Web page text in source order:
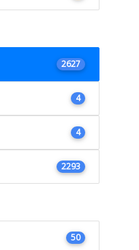
2627
4
4
2293
50